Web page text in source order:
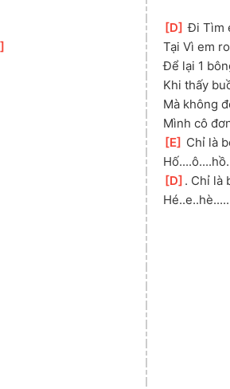
D ] Đi Tìm
Tại Vì em
Để lại 1
Khi thấy
Mà không
Mình cô
E
Chỉ là
D ]. Chỉ là